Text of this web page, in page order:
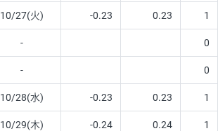
10/27(火) -0.23 0.23 1
- 0
- 0
10/28(水) -0.23 0.23 1
10/29(木) -0.24 0.24 1